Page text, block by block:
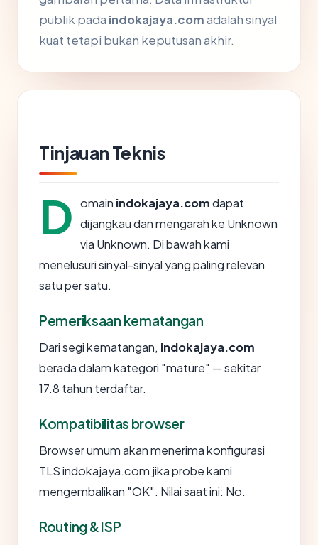
publik pada indokajaya.comadalah sinyal
kuat tetapi bukan keputusan akhir.
Tinjauan Teknis
D omain indokajaya.comdapat
dijangkau dan mengarah ke Unknown
via Unknown. Di bawah kami
menelusuri sinyal-sinyal yang paling relevan
satu per satu.
Pemeriksaan kematangan
Dari segi kematangan, indokajaya.com
berada dalam kategori "mature" — sekitar
17.8 tahun terdaftar.
Kompatibilitas browser
Browser umum akan menerima konfigurasi
TLS indokajaya.com jika probe kami
mengembalikan "OK". Nilai saat ini: No.
Routing & ISP